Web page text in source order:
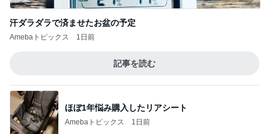
汗ダラダラで済ませたお盆の予定
Amebaトピックス 1日前
記事を読む
ほぼ1年悩み購入したリアシート
Amebaトピックス 1日前